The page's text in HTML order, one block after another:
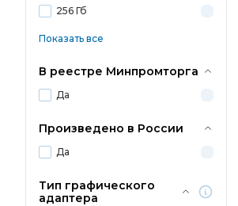
256 Гб
Показать все
В реестре Минпромторга
Да
Произведено в России
Да
Тип графического
адаптера